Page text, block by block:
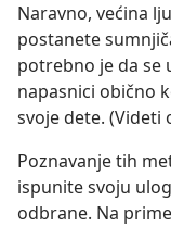
Naravno, većina
postanete
potrebno je da se
napasnici obično
svoje dete. (Videti
Poznavanje tih
ispunite svoju
odbrane. Na